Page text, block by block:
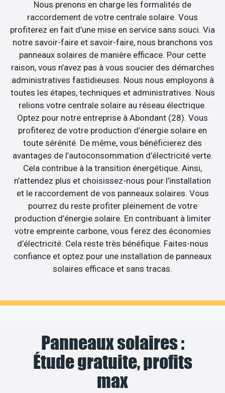
Nous prenons en charge les formalités de
raccordement de votre centrale solaire. Vous
profiterez en fait d’une mise en service sans souci. Via
notre savoir-faire et savoir-faire, nous branchons vos
panneaux solaires de manière efficace. Pour cette
raison, vous n’avez pas à vous soucier des démarches
administratives fastidieuses. Nous nous employons à
toutes les étapes, techniques et administratives. Nous
relions votre centrale solaire au réseau électrique.
Optez pour notre entreprise à Abondant (28). Vous
profiterez de votre production d’énergie solaire en
toute sérénité. De même, vous bénéficierez des
avantages de l’autoconsommation d’électricité verte.
Cela contribue à la transition énergétique. Ainsi,
n’attendez plus et choisissez-nous pour l’installation
et le raccordement de vos panneaux solaires. Vous
pourrez du reste profiter pleinement de votre
production d’énergie solaire. En contribuant à limiter
votre empreinte carbone, vous ferez des économies
d’électricité. Cela reste très bénéfique. Faites-nous
confiance et optez pour une installation de panneaux
solaires efficace et sans tracas.
Panneaux solaires :
Étude gratuite, profits
max